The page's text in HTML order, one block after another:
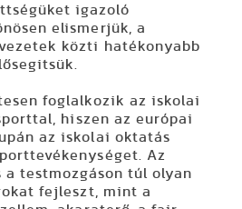
igazoló
elismerjük, a
közti hatékonyabb
foglalkozik az iskolai
hiszen az európai
az iskolai oktatás
Az
testmozgáson túl olyan
fejleszt, mint a